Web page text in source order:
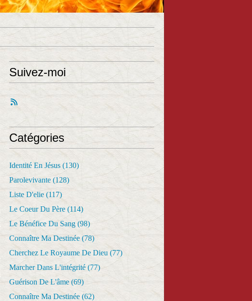
Suivez-moi
Catégories
Identité En Jésus (130)
Parolevivante (128)
Liste D'elie (117)
Le Coeur Du Père (114)
Le Bénéfice Du Sang (98)
Connaître Ma Destinée (78)
Cherchez Le Royaume De Dieu (77)
Marcher Dans L'intégrité (77)
Guérison De L'âme (69)
Connaître Ma Destinée (62)